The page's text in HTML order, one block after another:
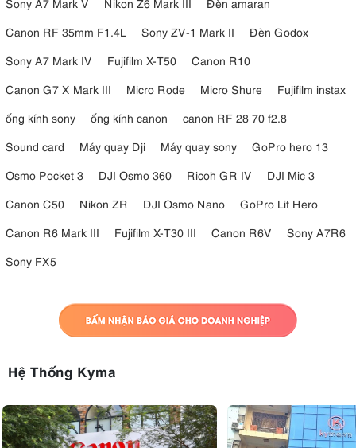
Canon RF 35mm F1.4L
Sony ZV-1 Mark II
Đèn Godox
Sony A7 Mark IV
Fujifilm X-T50
Canon R10
Canon G7 X Mark III
Micro Rode Micro Shure
Fujifilm instax
ống kính sony
ống kính canon
canon RF 28 70 f2.8
Sound card
Máy quay Dji Máy quay sony
GoPro hero 13
Osmo Pocket 3
DJI Osmo 360 Ricoh GR IV
DJI Mic 3
Canon C50
Nikon ZR DJI Osmo Nano
GoPro Lit Hero
Canon R6 Mark III
Fujifilm X-T30 III Canon R6V
Sony A7R6
Sony FX5
Hệ Thống Kyma